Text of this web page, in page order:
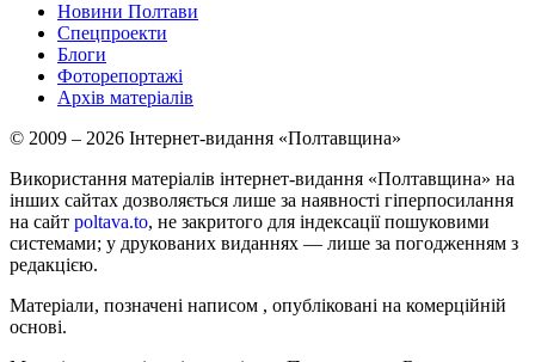
Новини Полтави
Спецпроекти
Блоги
Фоторепортажі
Архів матеріалів
© 2009 – 2026 Інтернет-видання «Полтавщина»
Використання матеріалів інтернет-видання «Полтавщина» на
інших сайтах дозволяється лише за наявності гіперпосилання
на сайт poltava.to, не закритого для індексації пошуковими
системами; у друкованих виданнях — лише за погодженням з
редакцією.
Матеріали, позначені написом , опубліковані на комерційній
основі.